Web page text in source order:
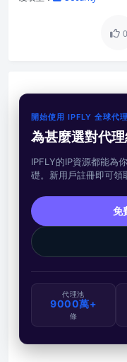
0
開始使用 IPFLY 全球代理
為甚麼選對代
IPFLY的IP資源都能為
礎。新用戶註冊即可領
免
代理池
9000萬+
條